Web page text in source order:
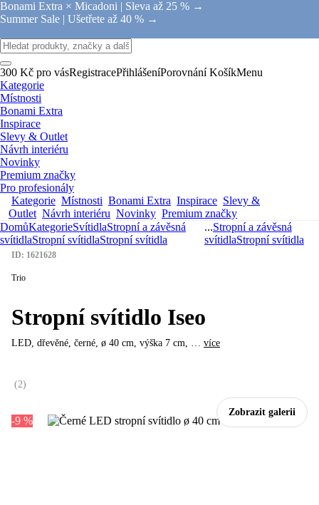
Bonami Extra × Micadoni | Sleva až 25 % →
Summer Sale | Ušetřete až 40 % →
300 Kč pro vásRegistracePřihlášeníPorovnání KošíkMenu
Kategorie
Místnosti
Bonami Extra
Inspirace
Slevy & Outlet
Návrh interiéru
Novinky
Premium značky
Pro profesionály
Kategorie Místnosti Bonami Extra Inspirace Slevy &
Outlet Návrh interiéru Novinky Premium značky
DomůKategorieSvítidlaStropní a závěsná
svítidlaStropní svítidlaStropní svítidla
...Stropní a závěsná
svítidlaStropní svítidla
Zobrazit galerii
-9 %
ID: 1621628
Trio
Stropní svítidlo Iseo
LED, dřevěné, černé, ø 40 cm, výška 7 cm, … více
(2)